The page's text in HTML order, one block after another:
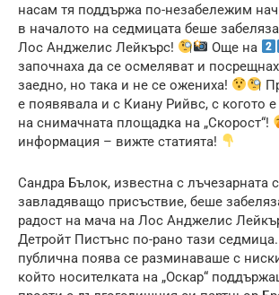
насам тя поддържа по-незабележим
в началото на седмицата беше
Лос Анджелис Лейкърс!
Още на
започнаха да се осмеляват и
заедно, но така и не се ожениха!
е появявала и с Киану Рийвс, с когото
на снимачната площадка на „Скорост“!
информация – вижте статията!
Сандра Бълок, известна с лъчезарната
завладяващо присъствие, беше
радост на мача на Лос Анджелис
Детройт Пистънс по-рано тази
публична поява се разминаваше с
който носителката на „Оскар“